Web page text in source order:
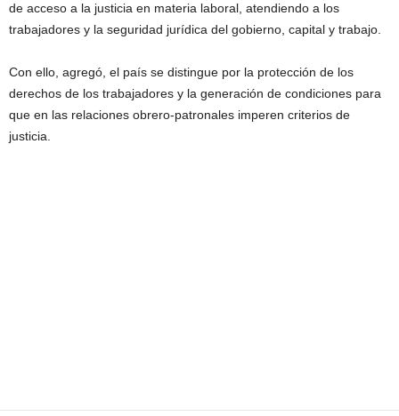
de acceso a la justicia en materia laboral, atendiendo a los
trabajadores y la seguridad jurídica del gobierno, capital y trabajo.
Con ello, agregó, el país se distingue por la protección de los
derechos de los trabajadores y la generación de condiciones para
que en las relaciones obrero-patronales imperen criterios de
justicia.